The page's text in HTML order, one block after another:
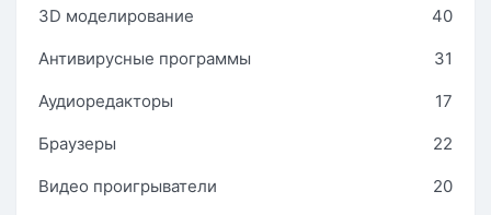
3D моделирование 40
Антивирусные программы 31
Аудиоредакторы 17
Браузеры 22
Видео проигрыватели 20